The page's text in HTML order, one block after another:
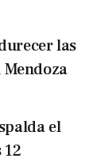
las
el